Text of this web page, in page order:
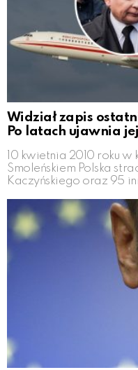
Widział zapis
Po latach ujawnia
10 kwietnia 2010 roku
Smoleńskiem Polska
Kaczyńskiego oraz 95